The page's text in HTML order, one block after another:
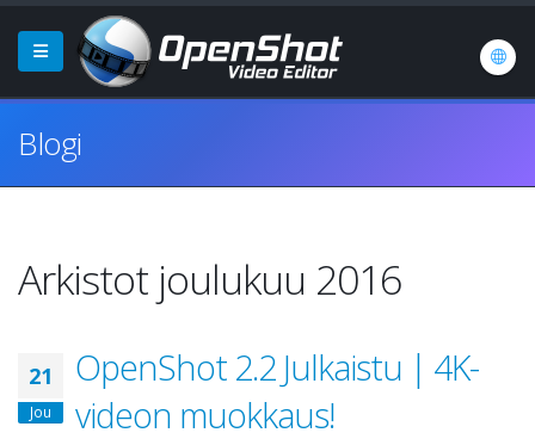
Blogi
Arkistot joulukuu 2016
21
Jou
OpenShot 2.2 Julkaistu | 4K-
videon muokkaus!